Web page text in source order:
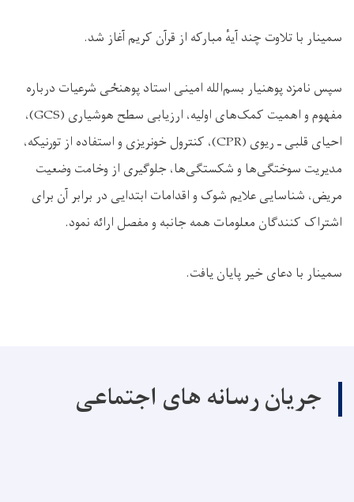
سمینار با تلاوت چند آیهٔ مبارکه از قرآن کریم آغاز شد.
سپس نامزد پوهنيار بسم‌الله امینی استاد پوهنځی شرعیات درباره
مفهوم و اهمیت کمک‌های اولیه، ارزیابی سطح هوشیاری (GCS)،
احیای قلبی ـ ریوی (CPR)، کنترول خونریزی و استفاده از تورنیکه،
مدیریت سوختگی‌ها و شکستگی‌ها، جلوگیری از وخامت وضعیت
مریض، شناسایی علایم شوک و اقدامات ابتدایی در برابر آن برای
اشتراک کنندگان معلومات همه جانبه‌ و مفصل ارائه نمود.
سمینار با دعای خیر پایان یافت.
جریان رسانه های اجتماعی